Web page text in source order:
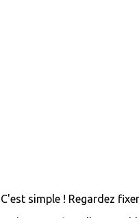
C'est simple ! Regardez